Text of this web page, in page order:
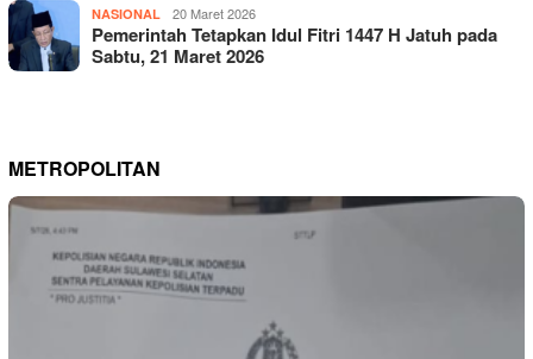
NASIONAL 20 Maret 2026
Pemerintah Tetapkan Idul Fitri 1447 H Jatuh pada
Sabtu, 21 Maret 2026
METROPOLITAN